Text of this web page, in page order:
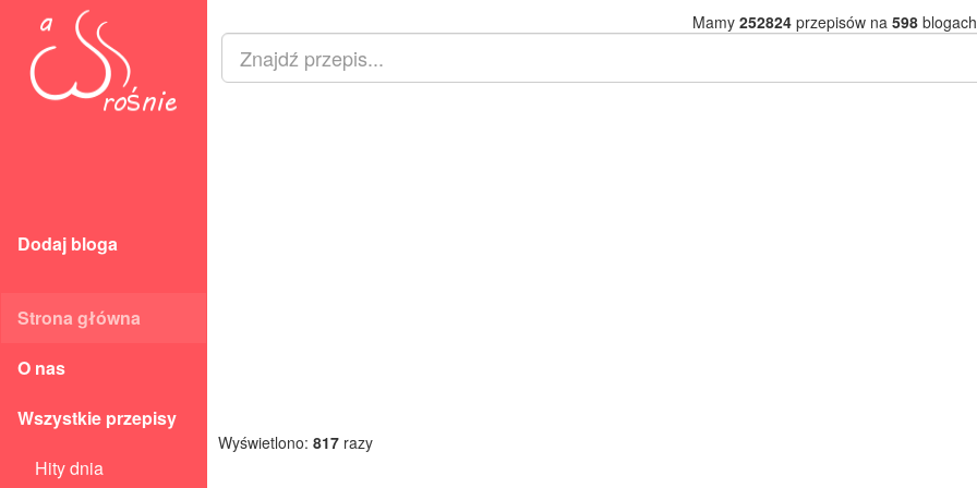
Dodaj bloga
Strona główna
O nas
Wszystkie przepisy
Hity dnia
Mamy 252824przepisów na 598
Wyświetlono: 817 razy